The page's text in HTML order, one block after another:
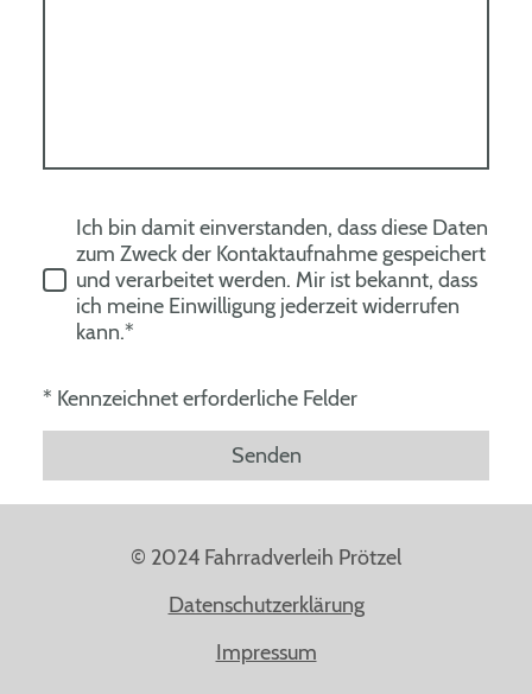
Ich bin damit einverstanden, dass diese Daten
zum Zweck der Kontaktaufnahme gespeichert
und verarbeitet werden. Mir ist bekannt, dass
ich meine Einwilligung jederzeit widerrufen
kann.*
* Kennzeichnet erforderliche Felder
Senden
© 2024 Fahrradverleih Prötzel
Datenschutzerklärung
Impressum